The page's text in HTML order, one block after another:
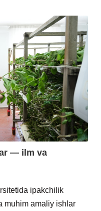
— ilm va
ipakchilik
muhim amaliy ishlar